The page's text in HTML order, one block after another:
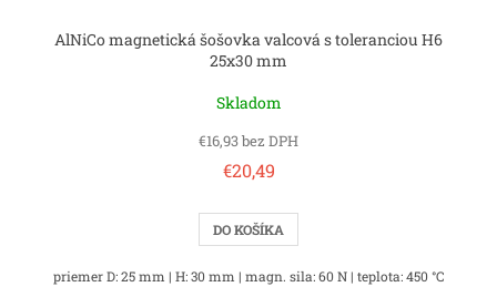
AlNiCo magnetická šošovka valcová s toleranciou H6
25x30 mm
Skladom
€16,93 bez DPH
€20,49
DO KOŠÍKA
priemer D: 25 mm | H: 30 mm | magn. sila: 60 N | teplota: 450 °C